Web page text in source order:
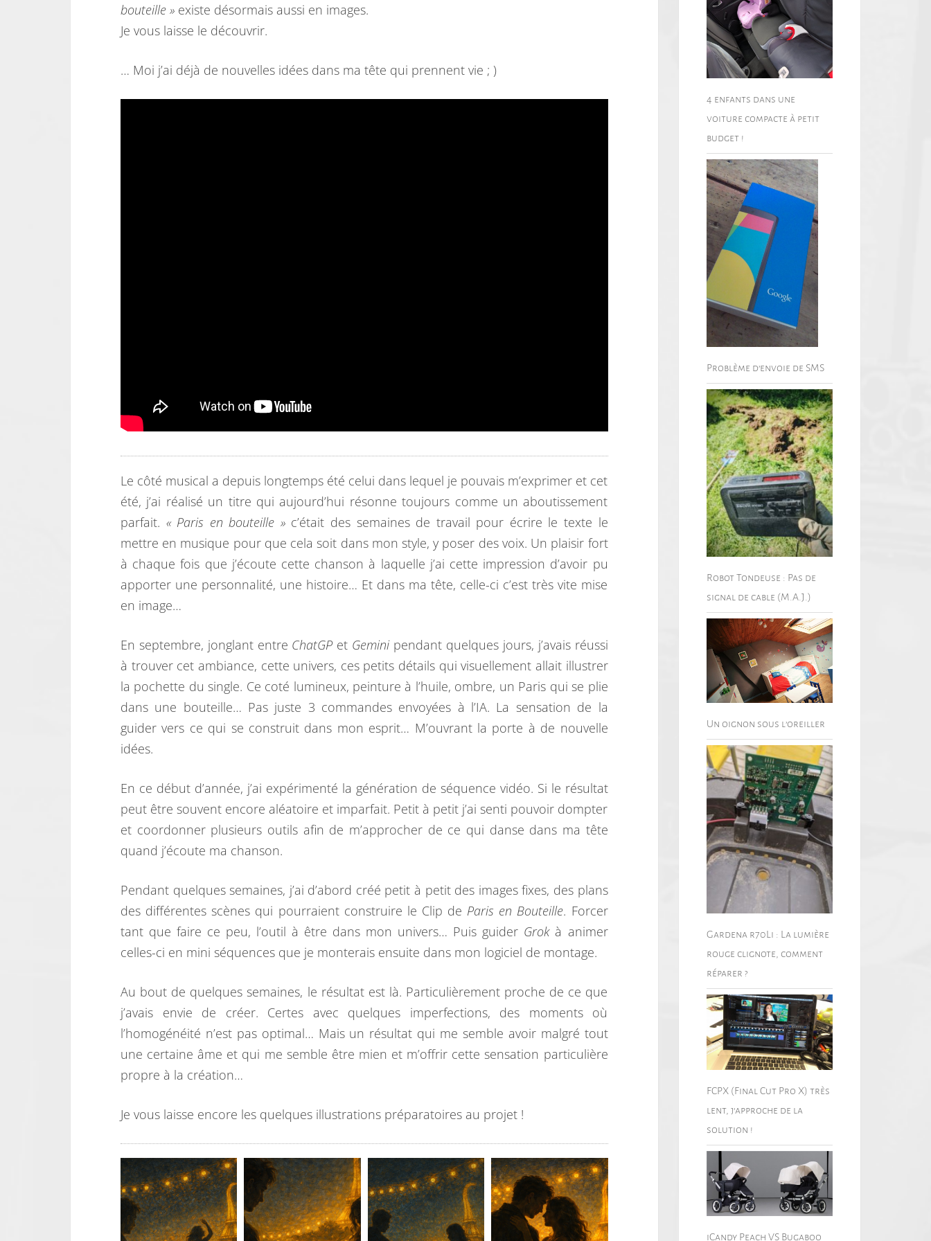
T
bouteille » existe désormais aussi en images.
Je vous laisse le découvrir.
… Moi j’ai déjà de nouvelles idées dans ma tête qui prennent vie ; )
Le côté musical a depuis longtemps été celui dans lequel je pouvais m’exprimer et cet
été, j’ai réalisé un titre qui aujourd’hui résonne toujours comme un aboutissement
parfait. « Paris en bouteille »c’était des semaines de travail pour écrire le texte le
mettre en musique pour que cela soit dans mon style, y poser des voix. Un plaisir fort
à chaque fois que j’écoute cette chanson à laquelle j’ai cette impression d’avoir pu
apporter une personnalité, une histoire… Et dans ma tête, celle-ci c’est très vite mise
en image…
En septembre, jonglant entre ChatGP et Geminipendant quelques jours, j’avais réussi
à trouver cet ambiance, cette univers, ces petits détails qui visuellement allait illustrer
la pochette du single. Ce coté lumineux, peinture à l’huile, ombre, un Paris qui se plie
dans une bouteille… Pas juste 3 commandes envoyées à l’IA. La sensation de la
guider vers ce qui se construit dans mon esprit… M’ouvrant la porte à de nouvelle
idées.
En ce début d’année, j’ai expérimenté la génération de séquence vidéo. Si le résultat
peut être souvent encore aléatoire et imparfait. Petit à petit j’ai senti pouvoir dompter
et coordonner plusieurs outils afin de m’approcher de ce qui danse dans ma tête
quand j’écoute ma chanson.
Pendant quelques semaines, j’ai d’abord créé petit à petit des images fixes, des plans
des différentes scènes qui pourraient construire le Clip de Paris en Bouteille. Forcer
tant que faire ce peu, l’outil à être dans mon univers… Puis guider Grokà animer
celles-ci en mini séquences que je monterais ensuite dans mon logiciel de montage.
Au bout de quelques semaines, le résultat est là. Particulièrement proche de ce que
j’avais envie de créer. Certes avec quelques imperfections, des moments où
l’homogénéité n’est pas optimal… Mais un résultat qui me semble avoir malgré tout
une certaine âme et qui me semble être mien et m’offrir cette sensation particulière
propre à la création…
Je vous laisse encore les quelques illustrations préparatoires au projet !
4 enfants dans une
voiture compacte à petit
budget !
Problème d’envoie de SMS
Robot Tondeuse : Pas de
signal de cable (M.A.J.)
Un oignon sous l’oreiller
Gardena r70Li : La lumière
rouge clignote, comment
réparer ?
FCPX (Final Cut Pro X) très
lent, j’approche de la
solution !
iCandy Peach VS Bugaboo